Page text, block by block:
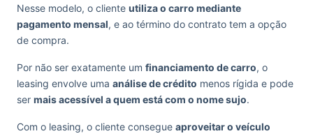
Nesse modelo, o cliente utiliza o carro mediante
pagamento mensal, e ao término do contrato tem a opção
de compra.
Por não ser exatamente um financiamento de carro, o
leasing envolve uma análise de crédito menos rígida e pode
ser mais acessível a quem está com o nome sujo.
Com o leasing, o cliente consegue aproveitar o veículo